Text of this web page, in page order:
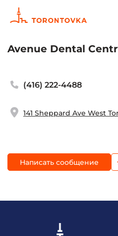
Avenue Dental
(416) 222-4488
141 Sheppard Ave West
Написать сообщение